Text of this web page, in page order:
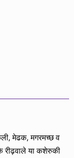
मेढक, मगरमच्छ व
रीढ़वाले या कशेरुकी